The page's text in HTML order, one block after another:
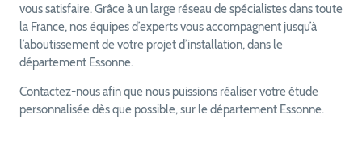
vous satisfaire. Grâce à un large réseau de spécialistes dans toute
la France, nos équipes d’experts vous accompagnent jusqu’à
l’aboutissement de votre projet d’installation, dans le
département Essonne.
Contactez-nous afin que nous puissions réaliser votre étude
personnalisée dès que possible, sur le département Essonne.